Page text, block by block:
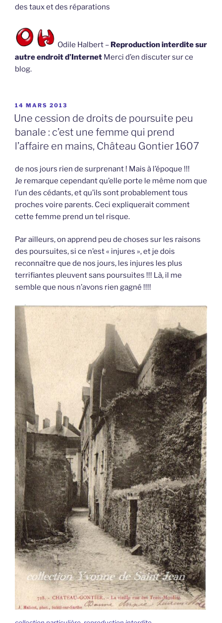
des taux et des réparations
Odile Halbert – Reproduction interdite sur
autre endroit d’Internet Merci d’en discuter sur ce
blog.
PUBLIÉ
LE
14 MARS 2013
Une cession de droits de poursuite peu
banale : c’est une femme qui prend
l’affaire en mains, Château Gontier 1607
de nos jours rien de surprenant ! Mais à l’époque !!!
Je remarque cependant qu’elle porte le même nom que
l’un des cédants, et qu’ils sont probablement tous
proches voire parents. Ceci expliquerait comment
cette femme prend un tel risque.
Par ailleurs, on apprend peu de choses sur les raisons
des poursuites, si ce n’est « injures », et je dois
reconnaître que de nos jours, les injures les plus
terrifiantes pleuvent sans poursuites !!! Là, il me
semble que nous n’avons rien gagné !!!!